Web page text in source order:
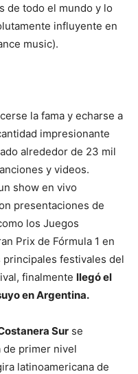
de todo el mundo y lo
influyente en
music).
la fama y echarse a
impresionante
alrededor de 23 mil
y videos.
show en vivo
presentaciones de
los Juegos
Prix de Fórmula 1 en
principales festivales del
finalmente llegó el
en Argentina.
Sur se
de primer nivel
latinoamericana de